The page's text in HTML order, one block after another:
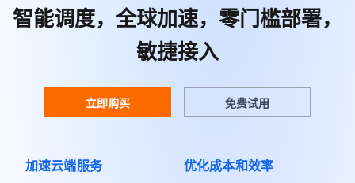
智能调度，全球加速，零门槛部署，
敏捷接入
立即购买 免费试用
加速云端服务 优化成本和效率